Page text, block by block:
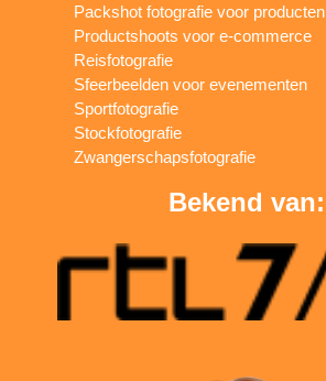
Packshot fotografie voor producten
Productshoots voor e-commerce
Reisfotografie
Sfeerbeelden voor evenementen
Sportfotografie
Stockfotografie
Zwangerschapsfotografie
Bekend van: